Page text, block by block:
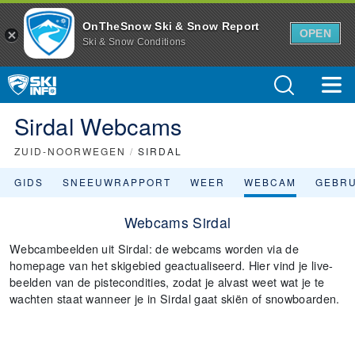
OnTheSnow Ski & Snow Report
Ski & Snow Conditions
OPEN
Sirdal Webcams
ZUID-NOORWEGEN / SIRDAL
GIDS SNEEUWRAPPORT WEER WEBCAM
Webcams Sirdal
Webcambeelden uit Sirdal: de webcams worden via de
homepage van het skigebied geactualiseerd. Hier vind je live-
beelden van de pistecondities, zodat je alvast weet wat je te
wachten staat wanneer je in Sirdal gaat skiën of snowboarden.